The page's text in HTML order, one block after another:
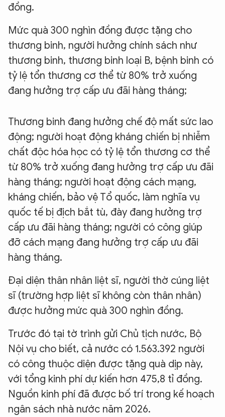
đồng.
Mức quà 300 nghìn đồng được tặng cho
thương binh, người hưởng chính sách như
thương binh, thương binh loại B, bệnh binh có
tỷ lệ tổn thương cơ thể từ 80% trở xuống
đang hưởng trợ cấp ưu đãi hàng tháng;
Thương binh đang hưởng chế độ mất sức lao
động; người hoạt động kháng chiến bị nhiễm
chất độc hóa học có tỷ lệ tổn thương cơ thể
từ 80% trở xuống đang hưởng trợ cấp ưu đãi
hàng tháng; người hoạt động cách mạng,
kháng chiến, bảo vệ Tổ quốc, làm nghĩa vụ
quốc tế bị địch bắt tù, đày đang hưởng trợ
cấp ưu đãi hàng tháng; người có công giúp
đỡ cách mạng đang hưởng trợ cấp ưu đãi
hàng tháng.
Đại diện thân nhân liệt sĩ, người thờ cúng liệt
sĩ (trường hợp liệt sĩ không còn thân nhân)
được hưởng mức quà 300 nghìn đồng.
Trước đó tại tờ trình gửi Chủ tịch nước, Bộ
Nội vụ cho biết, cả nước có 1.563.392 người
có công thuộc diện được tặng quà dịp này,
với tổng kinh phí dự kiến hơn 475,8 tỉ đồng.
Nguồn kinh phí đã được bố trí trong kế hoạch
ngân sách nhà nước năm 2026.